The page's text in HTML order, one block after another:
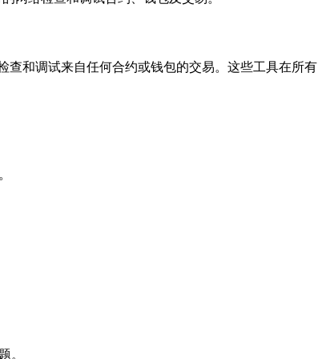
查和调试来自任何合约或钱包的交易。这些工具在所有
。